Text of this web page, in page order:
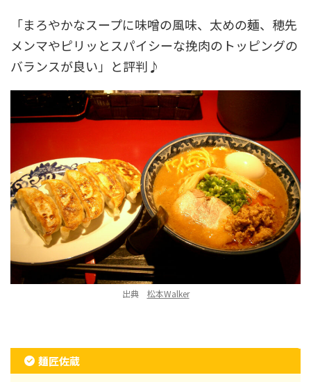
「まろやかなスープに味噌の風味、太めの麺、穂先
メンマやピリッとスパイシーな挽肉のトッピングの
バランスが良い」と評判♪
出典 松本Walker
麺匠佐蔵